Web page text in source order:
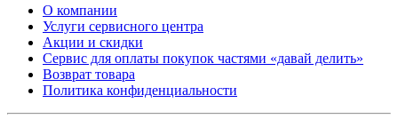
О компании
Услуги сервисного центра
Акции и скидки
Сервис для оплаты покупок частями «давай делить»
Возврат товара
Политика конфиденциальности